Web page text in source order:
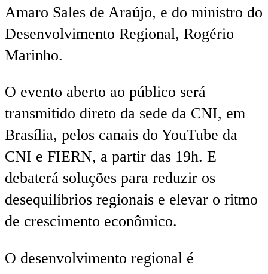
Amaro Sales de Araújo, e do ministro do
Desenvolvimento Regional, Rogério
Marinho.
O evento aberto ao público será
transmitido direto da sede da CNI, em
Brasília, pelos canais do YouTube da
CNI e FIERN, a partir das 19h. E
debaterá soluções para reduzir os
desequilíbrios regionais e elevar o ritmo
de crescimento econômico.
O desenvolvimento regional é